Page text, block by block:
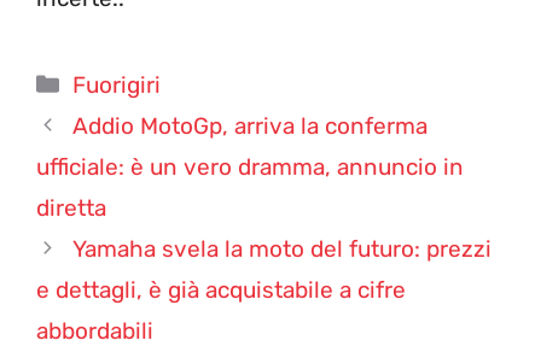
Categorie
Fuorigiri
Addio MotoGp, arriva la conferma
ufficiale: è un vero dramma, annuncio in
diretta
Yamaha svela la moto del futuro: prezzi
e dettagli, è già acquistabile a cifre
abbordabili